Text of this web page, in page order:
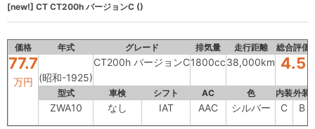
[new!] CT CT200h バージョンC ()
価格 年式 グレード 排気量 走行距離 総合評価
77.7
万円 (昭和-1925)
CT200h バージョンC1800cc38,000km 4.5
型式 車検 シフト AC 色 内装外装
ZWA10 なし IAT AAC シルバー C B